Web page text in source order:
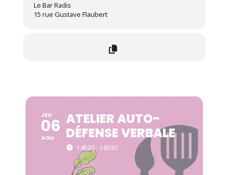
Le Bar Radis
15 rue Gustave Flaubert
JEU
06
AOU
ATELIER AUTO-
DÉFENSE VERBALE
14h30 - 16h30